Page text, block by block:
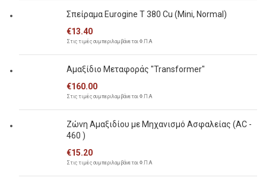
Σπείραμα Eurogine Τ 380 Cu (Mini, Normal)
€13.40
Στις τιμές συμπεριλαμβάνεται Φ.Π.Α
Αμαξίδιο Μεταφοράς "Transformer"
€160.00
Στις τιμές συμπεριλαμβάνεται Φ.Π.Α
Ζώνη Αμαξιδίου με Μηχανισμό Ασφαλείας (AC -
460 )
€15.20
Στις τιμές συμπεριλαμβάνεται Φ.Π.Α